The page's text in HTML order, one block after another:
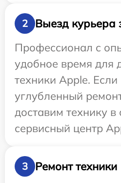
2
Выезд курьера
Профессионал с
удобное время для
техники Apple. Если
углубленный
доставим технику в
сервисный центр
3
Ремонт техники